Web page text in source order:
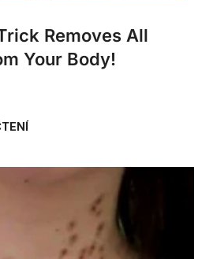
Removes All
Your Body!